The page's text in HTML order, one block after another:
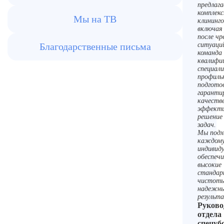
Мы на ТВ
Благодарственные письма
включая
после
команда
задач.
Мы
высокие
отдела